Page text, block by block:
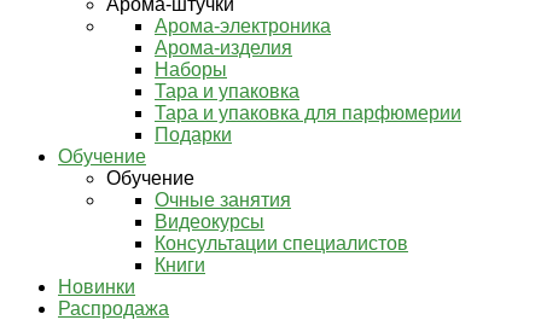
Арома-штучки
Арома-электроника
Арома-изделия
Наборы
Тара и упаковка
Тара и упаковка для парфюмерии
Подарки
Обучение
Обучение
Очные занятия
Видеокурсы
Консультации специалистов
Книги
Новинки
Распродажа